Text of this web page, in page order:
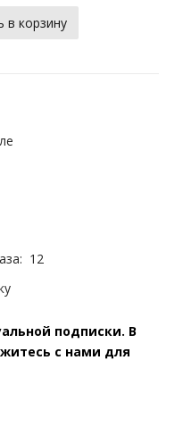
12
подписки. В
с нами для